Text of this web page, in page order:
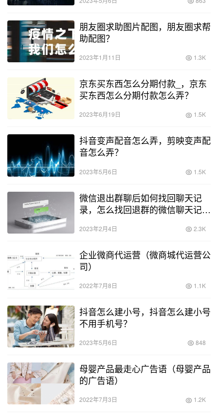
朋友圈求助图片配图，朋友圈求帮
助配图？
2023年1月11日 1.3K
京东买东西怎么分期付款_，京东
买东西怎么分期付款怎么弄？
2023年6月19日 1.5K
抖音变声配音怎么弄，剪映变声配
音怎么弄？
2023年5月6日 1.5K
微信退出群聊后如何找回聊天记
录，怎么找回退群的微信聊天记
2023年2月4日 2.3K
企业微商代运营（微商城代运营公
司）
2022年7月8日 1.1K
抖音怎么建小号，抖音怎么建小号
不用手机号？
2023年5月6日 848
母婴产品最走心广告语（母婴产品
的广告语）
2022年7月3日 1.2K